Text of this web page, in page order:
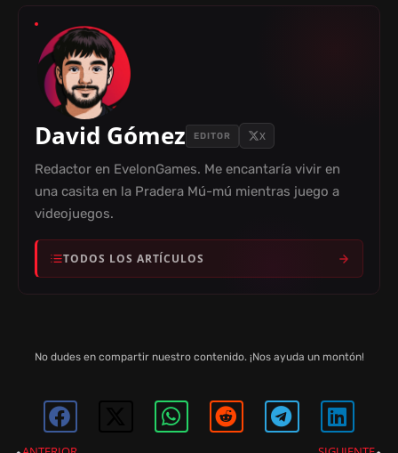
David Gómez EDITOR X
Redactor en EvelonGames. Me encantaría vivir en
una casita en la Pradera Mú-mú mientras juego a
videojuegos.
TODOS LOS ARTÍCULOS
No dudes en compartir nuestro contenido. ¡Nos ayuda un montón!